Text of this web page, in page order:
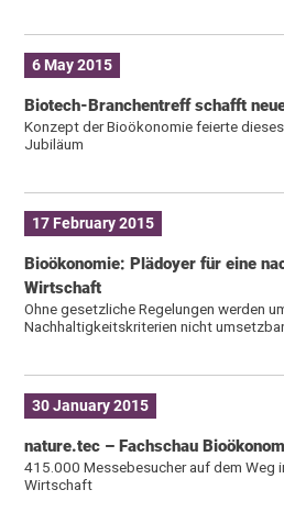
6 May 2015
Biotech-Branchentreff schafft
Konzept der Bioökonomie feierte
Jubiläum
17 February 2015
Bioökonomie: Plädoyer für eine
Wirtschaft
Ohne gesetzliche Regelungen werden
Nachhaltigkeitskriterien nicht
30 January 2015
nature.tec – Fachschau
415.000 Messebesucher auf dem Weg
Wirtschaft